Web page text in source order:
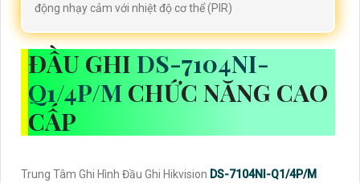
động nhạy cảm với nhiệt độ cơ thể (PIR)
ĐẦU GHI DS-7104NI-
Q1/4P/M CHỨC NĂNG CAO
CẤP
Trung Tâm Ghi Hình Đầu Ghi Hikvision DS-7104NI-Q1/4P/M